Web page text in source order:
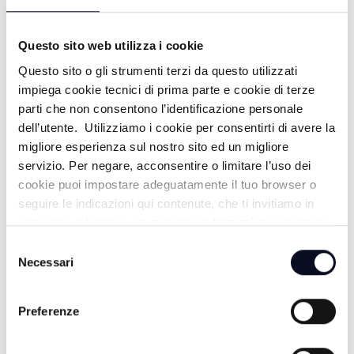
Questo sito web utilizza i cookie
Questo sito o gli strumenti terzi da questo utilizzati
impiega cookie tecnici di prima parte e cookie di terze
parti che non consentono l’identificazione personale
dell’utente. Utilizziamo i cookie per consentirti di avere la
migliore esperienza sul nostro sito ed un migliore
servizio. Per negare, acconsentire o limitare l’uso dei
cookie puoi impostare adeguatamente il tuo browser o
seguire le indicazioni qui contenute, che ti invitiamo in
ogni caso a leggere per maggiori informazioni in materia
delNecessari
Preferenze
PUNTA MARINA: PUNTA ALL'ARTE -
18/07/2026
21 GIORNI FA
M. MARITTIMA: NUOVA CLUB HOUSE
- 16/07/2026